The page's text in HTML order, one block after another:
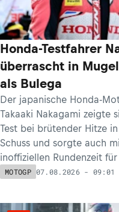
Honda-Testfahrer
überrascht in
als Bulega
Der japanische Honda-
Takaaki Nakagami zeigte
Test bei brütender Hitze
Schuss und sorgte auch
inoffiziellen Rundenzeit für
MOTOGP 07.08.2026 - 09:01